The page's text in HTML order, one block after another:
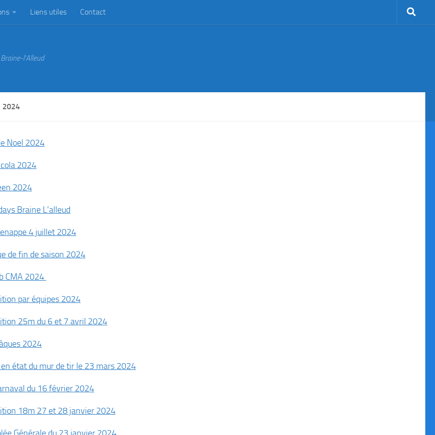
Liens utiles Contact
l'Alleud
2024
Noel 2024
2024
2024
Braine L’alleud
4 juillet 2024
de fin de saison 2024
CMA 2024
par équipes 2024
25m du 6 et 7 avril 2024
2024
état du mur de tir le 23 mars 2024
du 16 février 2024
18m 27 et 28 janvier 2024
du club du 6 juillet au 31 Août.